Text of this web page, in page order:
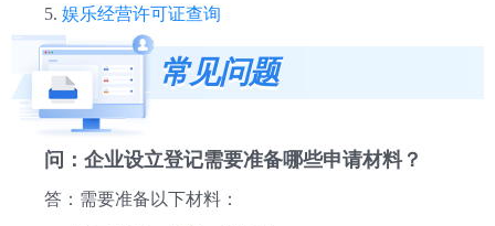
5. 娱乐经营许可证查询
常见问题
问：企业设立登记需要准备哪些申请材料？
答：需要准备以下材料：